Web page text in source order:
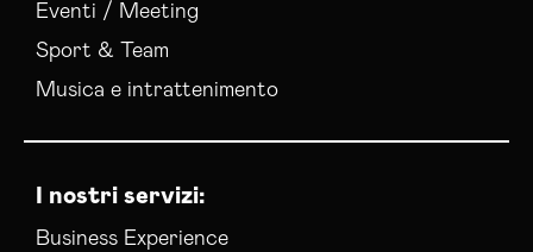
Eventi / Meeting
Sport & Team
Musica e intrattenimento
I nostri servizi:
Business Experience